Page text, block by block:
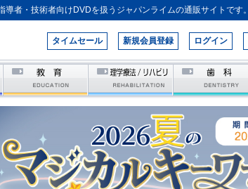
者・技術者向けDVDを扱うジャパンライムの通販サイトです。
タイムセール 新規会員登録 ログイン